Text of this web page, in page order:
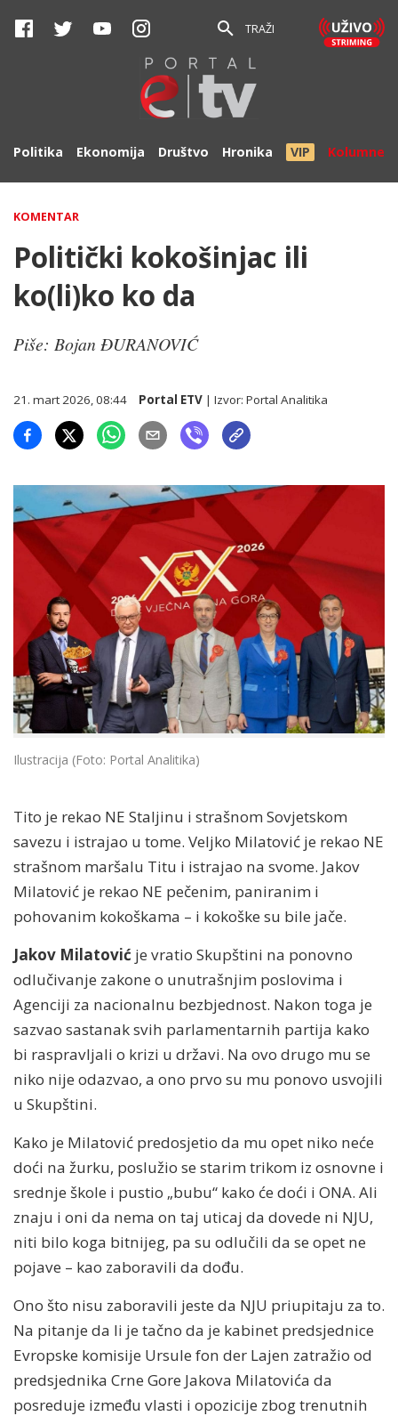
TRAŽI
Politika Ekonomija Društvo Hronika VIP Kolumne
KOMENTAR
Politički kokošinjac ili
ko(li)ko ko da
Piše: Bojan ĐURANOVIĆ
21. mart 2026, 08:44 Portal ETV | Izvor:Portal Analitika
Ilustracija (Foto: Portal Analitika)
Tito je rekao NE Staljinu i strašnom Sovjetskom
savezu i istrajao u tome. Veljko Milatović je rekao NE
strašnom maršalu Titu i istrajao na svome. Jakov
Milatović je rekao NE pečenim, paniranim i
pohovanim kokoškama – i kokoške su bile jače.
Jakov Milatović je vratio Skupštini na ponovno
odlučivanje zakone o unutrašnjim poslovima i
Agenciji za nacionalnu bezbjednost. Nakon toga je
sazvao sastanak svih parlamentarnih partija kako
bi raspravljali o krizi u državi. Na ovo drugo mu se
niko nije odazvao, a ono prvo su mu ponovo usvojili
u Skupštini.
Kako je Milatović predosjetio da mu opet niko neće
doći na žurku, poslužio se starim trikom iz osnovne i
srednje škole i pustio „bubu“ kako će doći i ONA. Ali
znaju i oni da nema on taj uticaj da dovede ni NJU,
niti bilo koga bitnijeg, pa su odlučili da se opet ne
pojave – kao zaboravili da dođu.
Ono što nisu zaboravili jeste da NJU priupitaju za to.
Na pitanje da li je tačno da je kabinet predsjednice
Evropske komisije Ursule fon der Lajen zatražio od
predsjednika Crne Gore Jakova Milatovića da
posreduje između vlasti i opozicije zbog trenutnih